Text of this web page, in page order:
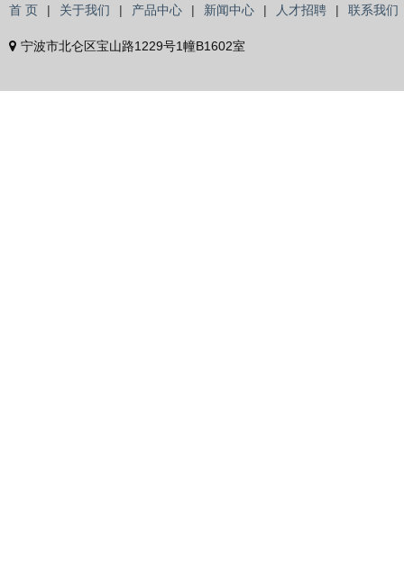
首 页 | 关于我们 | 产品中心 | 新闻中心 | 人才招聘 | 联系我们
宁波市北仑区宝山路1229号1幢B1602室